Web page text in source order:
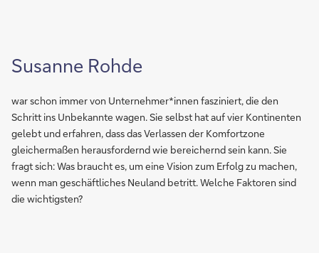
Susanne Rohde
war schon immer von Unternehmer*innen fasziniert, die den
Schritt ins Unbekannte wagen. Sie selbst hat auf vier Kontinenten
gelebt und erfahren, dass das Verlassen der Komfortzone
gleichermaßen herausfordernd wie bereichernd sein kann. Sie
fragt sich: Was braucht es, um eine Vision zum Erfolg zu machen,
wenn man geschäftliches Neuland betritt. Welche Faktoren sind
die wichtigsten?